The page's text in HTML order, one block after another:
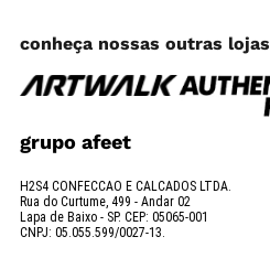
conheça nossas outras lojas
grupo afeet
H2S4 CONFECCAO E CALCADOS LTDA.
Rua do Curtume, 499 - Andar 02
Lapa de Baixo - SP. CEP: 05065-001
CNPJ: 05.055.599/0027-13.